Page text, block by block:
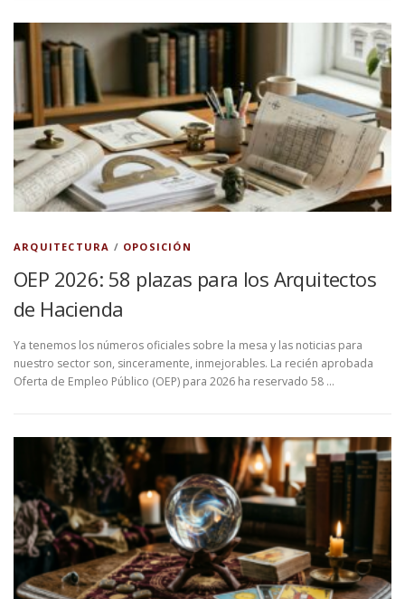
ARQUITECTURA / OPOSICIÓN
OEP 2026: 58 plazas para los Arquitectos
de Hacienda
Ya tenemos los números oficiales sobre la mesa y las noticias para
nuestro sector son, sinceramente, inmejorables. La recién aprobada
Oferta de Empleo Público (OEP) para 2026 ha reservado 58 …